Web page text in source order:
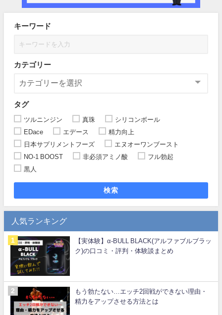
キーワード
カテゴリー
タグ
ツルニンジン 真珠
シリコンボール
EDace
エデース
精力向上
日本サプリメントフーズ
エヌオーワンブースト
NO-1 BOOST
非必須アミノ酸
フル勃起
黒人
検索
人気ランキング
【実体験】α-BULL BLACK(アルファブルブラッ
ク)の口コミ・評判・体験談まとめ
もう勃たない…エッチ2回戦ができない理由・
精力をアップさせる方法とは